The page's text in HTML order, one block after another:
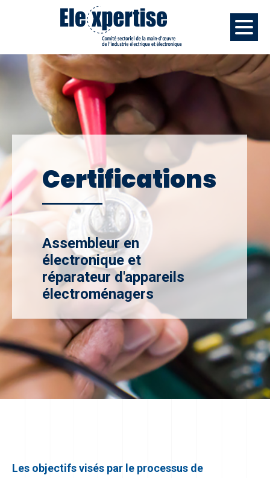
Certifications
Assembleur en
électronique et
réparateur d'appareils
électroménagers
Les objectifs visés par le processus de